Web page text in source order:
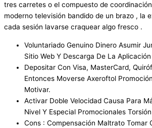
tres carretes o el compuesto de
moderno televisión bandido de un brazo , la
cada sesión lavarse craquear algo fresco .
Voluntariado Genuino Dinero Asumir
Sitio Web Y Descarga De La
Depositar Con Visa, MasterCard,
Entonces Moverse Axeroftol
Motivar.
Activar Doble Velocidad Causa Para
Nivel Y Especial Promocionales Torsión
Cons : Compensación Maltrato Tomar